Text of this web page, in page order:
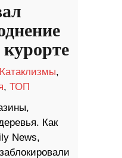
Катаклизмы,
, ТОП
Как
News,